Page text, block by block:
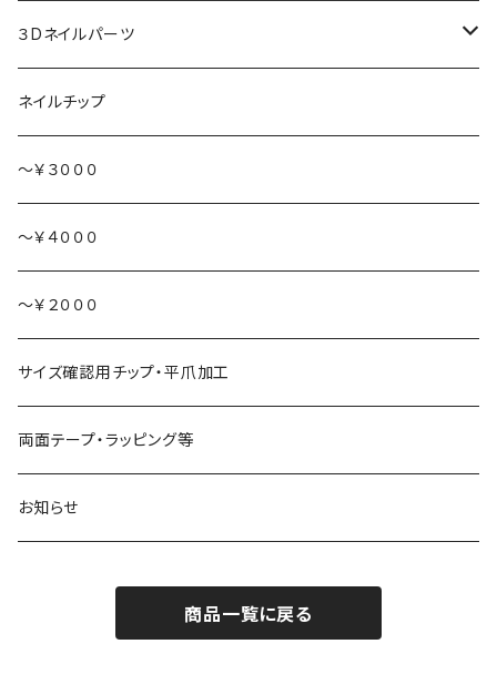
３Dネイルパーツ
ハート持ち
動物
食べ物
ネイルチップ
～￥３０００
～￥４０００
～￥２０００
サイズ確認用チップ・平爪加工
両面テープ・ラッピング等
お知らせ
商品一覧に戻る